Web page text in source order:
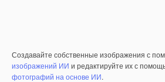
Создавайте собственные изображения с
изображений ИИ и редактируйте их с
фотографий на основе ИИ.